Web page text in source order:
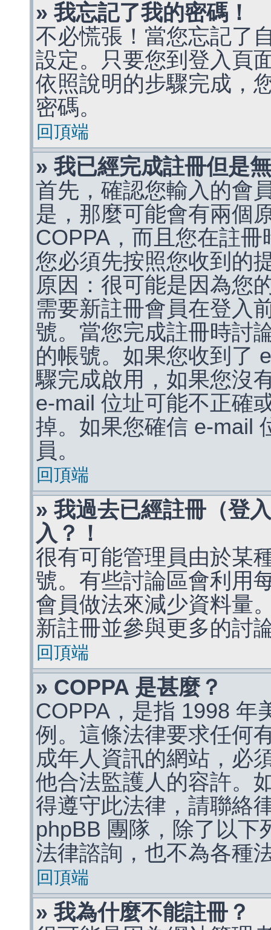
» 我忘記了我的密碼！
不必慌張！當您忘記了
設定。只要您到登入頁
依照說明的步驟完成，
密碼。
回頂端
» 我已經完成註冊但是
首先，確認您輸入的會
是，那麼可能會有兩個
COPPA，而且您在註
您必須先按照您收到的
原因：很可能是因為您
需要新註冊會員在登入
號。當您完成註冊時討
的帳號。如果您收到了
驟完成啟用，如果您沒
e-mail 位址可能不正確
掉。如果您確信 e-mail
員。
回頂端
» 我過去已經註冊（登
入？！
很有可能管理員由於某
號。有些討論區會利用
會員做法來減少資料量
新註冊並參與更多的討
回頂端
» COPPA 是甚麼？
COPPA，是指 1998 年
例。這條法律要求任何
成年人資訊的網站，必
他合法監護人的容許。
得遵守此法律，請聯絡
phpBB 團隊，除了以下
法律諮詢，也不為各種
回頂端
» 我為什麼不能註冊？